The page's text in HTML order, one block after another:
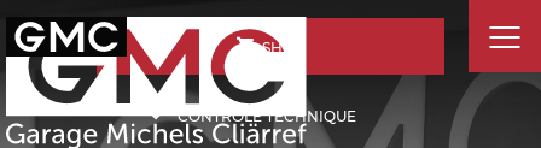
SHOP
CONTRÔLE TECHNIQUE